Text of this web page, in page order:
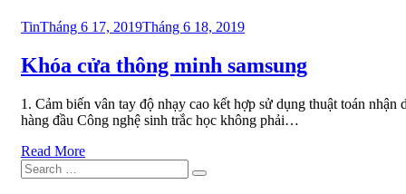
TinPosted
Tháng 6 17, 2019Tháng 6 18, 2019
Khóa cửa thông minh samsung
1. Cảm biến vân tay độ nhạy cao kết hợp sử dụng thuật toán nhận
hàng đầu Công nghệ sinh trắc học không phải…
Read More
Search
for:
Search